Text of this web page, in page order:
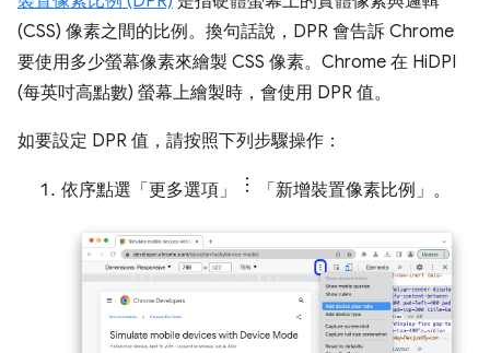
(CSS) 像素之間的比例。換句話說，DPR 會告訴 Chrome
要使用多少螢幕像素來繪製 CSS 像素。Chrome 在 HiDPI
(每英吋高點數) 螢幕上繪製時，會使用 DPR 值。
如要設定 DPR 值，請按照下列步驟操作：
依序點選「更多選項」 「新增裝置像素比例」 。